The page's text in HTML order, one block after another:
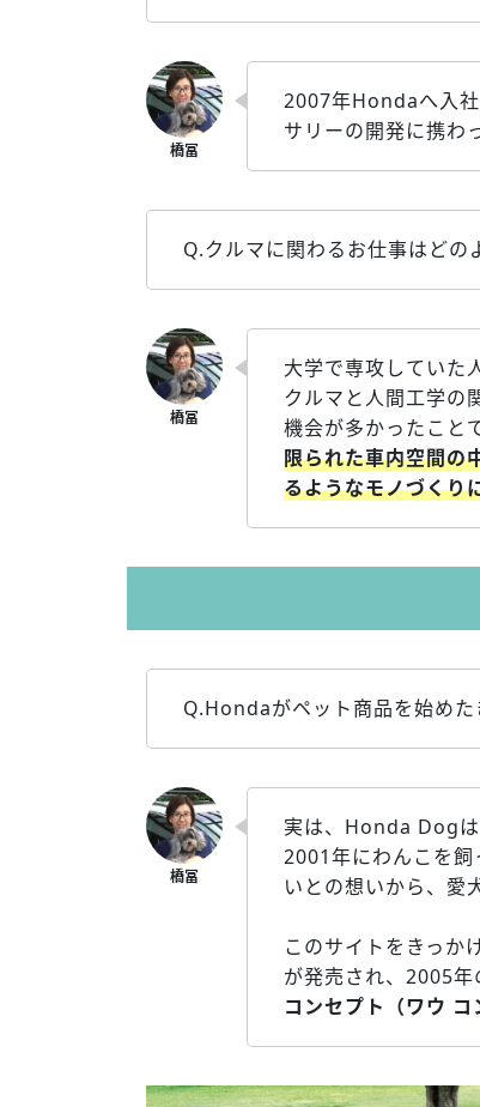
2007年Hondaへ入社
サリーの開発に携わ
Q.クルマに関わるお仕事はどの
大学で専攻していた
クルマと人間工学の
機会が多かったこと
限られた車内空間の
るようなモノづくり
Q.Hondaがペット商品を始めた
実は、Honda Dogは
2001年にわんこを飼
いとの想いから、愛
このサイトをきっか
が発売され、2005
コンセプト（ワウ コ